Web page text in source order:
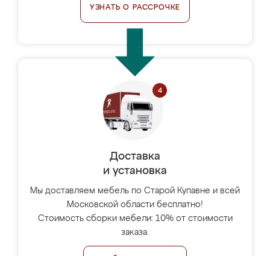
УЗНАТЬ О РАССРОЧКЕ
Доставка
и установка
Мы доставляем мебель по Старой Купавне и всей
Московской области бесплатно!
Стоимость сборки мебели: 10% от стоимости
заказа.